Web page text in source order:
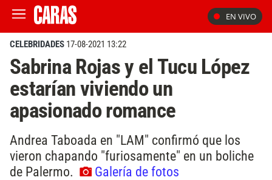
EN VIVO
CELEBRIDADES 17-08-2021 13:22
Sabrina Rojas y el Tucu López
estarían viviendo un
apasionado romance
Andrea Taboada en "LAM" confirmó que los
vieron chapando "furiosamente" en un boliche
de Palermo.
Galería de fotos